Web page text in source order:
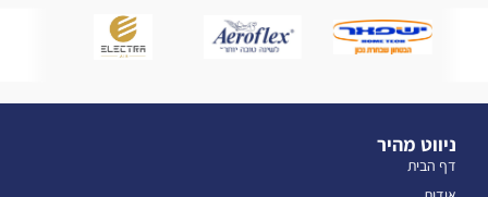
ניווט מהיר
דף הבית